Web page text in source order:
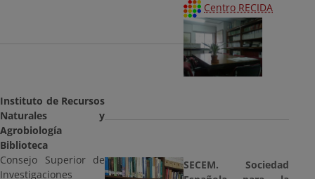
Centro RECIDA
Instituto de Recursos
Naturales y
Agrobiología
Biblioteca
Consejo Superior de
Investigaciones
SECEM. Sociedad